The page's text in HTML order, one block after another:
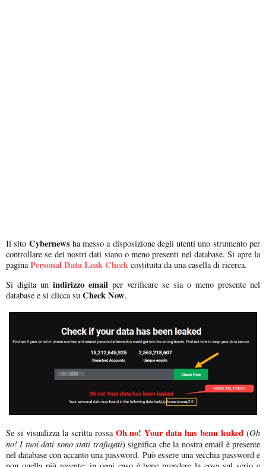
Il sito Cybernewsha messo a disposizione degli utenti uno strumento per
controllare se dei nostri dati siano o meno presenti nel database. Si apre la
pagina Personal Data Leak Check costituita da una casella di ricerca.
Si digita un indirizzo email per verificare se sia o meno presente nel
database e si clicca su Check Now.
Se si visualizza la scritta rossa Oh no! Your data has benn leaked (Oh
no! I tuoi dati sono stati trafugati) significa che la nostra email è presente
nel database con accanto una password. Può essere una vecchia password e